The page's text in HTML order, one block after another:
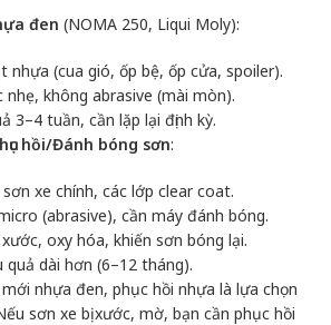
đen (NOMA 250, Liqui Moly):
nhựa (cua gió, ốp bệ, ốp cửa, spoiler).
nhẹ, không abrasive (mài mòn).
3–4 tuần, cần lặp lại định kỳ.
hồi/Đánh bóng sơn:
xe chính, các lớp clear coat.
(abrasive), cần máy đánh bóng.
oxy hóa, khiến sơn bóng lại.
quả dài hơn (6–12 tháng).
nhựa đen, phục hồi nhựa là lựa chọn
sơn xe bị xước, mờ, bạn cần phục hồi